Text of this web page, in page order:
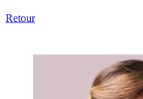
Retour